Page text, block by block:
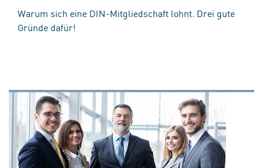
Warum sich eine DIN-Mitgliedschaft lohnt. Drei gute
Gründe dafür!